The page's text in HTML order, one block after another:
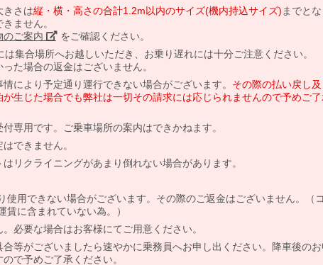
きさは縦・横・高さの合計1.2m以内のサイズ(機内持込サイズ) までと
ません。
のご案内」 をご確認ください。
集合場所へお越しいただき、お乗り遅れには十分ご注意ください。
た場合の返金はございません。
により予定通り運行できない場合がございます。 その際の払い戻し及
生じた場合でも弊社は一切その請求には応じられませんので予めご
専用です。ご乗車場所の案内はできかねます。
できません。
リクライニングがあまり倒れない場合があります。
使用できない場合がございます。その際のご返金はございません。（
に含まれていない為。）
必要な場合はお客様にてご用意ください。
等がございましたら速やかに乗務員へお申し出ください。降車後の
で予めご了承ください。